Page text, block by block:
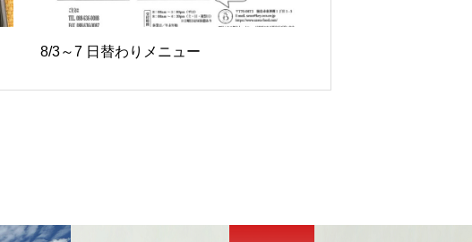
8/3～7 日替わりメニュー